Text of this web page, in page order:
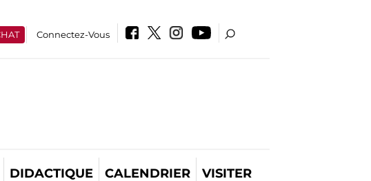
Connectez-Vous
DIDACTIQUE CALENDRIER VISITER